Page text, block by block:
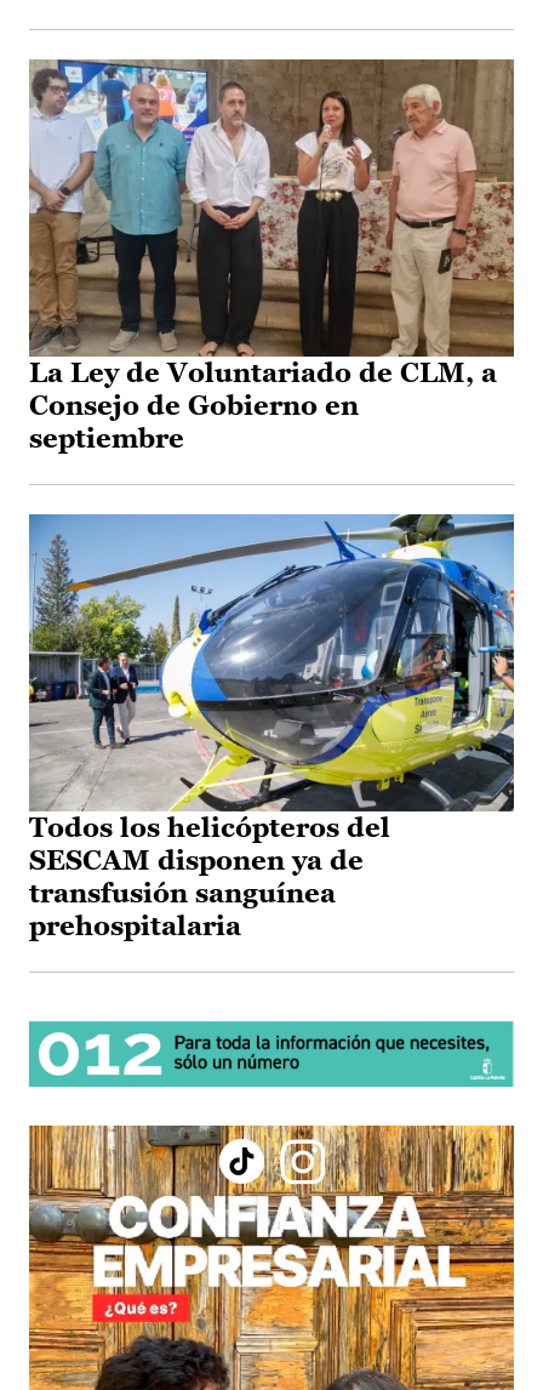
La Ley de Voluntariado de CLM, a
Consejo de Gobierno en
septiembre
Todos los helicópteros del
SESCAM disponen ya de
transfusión sanguínea
prehospitalaria